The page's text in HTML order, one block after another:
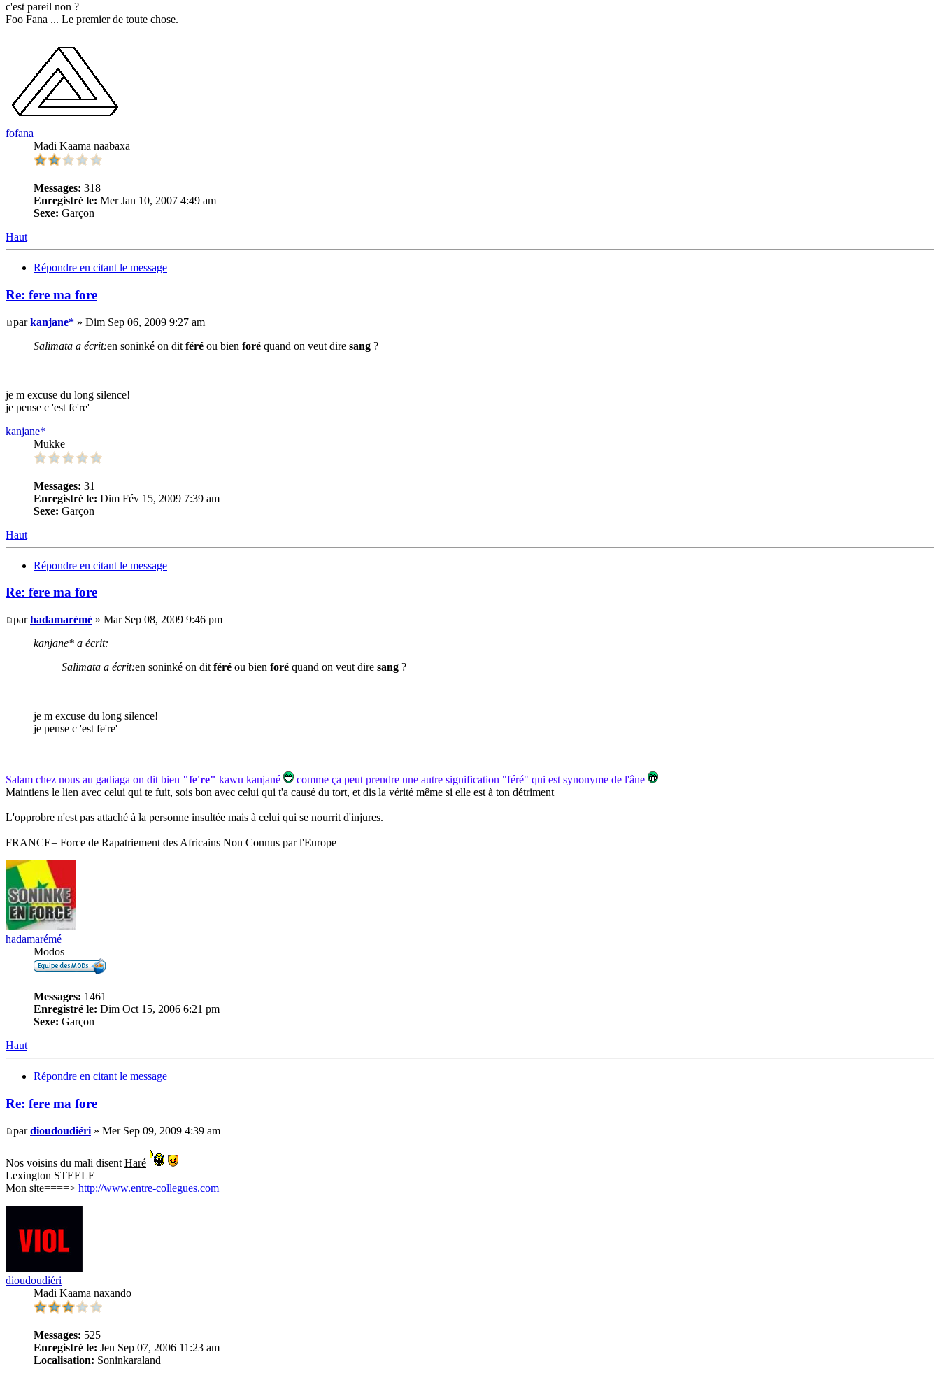
c'est pareil non ?
Foo Fana ... Le premier de toute chose.
fofana
Madi Kaama naabaxa
Messages: 318
Enregistré le: Mer Jan 10, 2007 4:49 am
Sexe: Garçon
Haut
Répondre en citant le message
Re: fere ma fore
parkanjane* » Dim Sep 06, 2009 9:27 am
Salimata a écrit:en soninké on dit féré ou bien foré quand on veut dire sang ?
je m excuse du long silence!
je pense c 'est fe're'
kanjane*
Mukke
Messages: 31
Enregistré le: Dim Fév 15, 2009 7:39 am
Sexe: Garçon
Haut
Répondre en citant le message
Re: fere ma fore
parhadamarémé » Mar Sep 08, 2009 9:46 pm
kanjane* a écrit:
Salimata a écrit:en soninké on dit féré ou bien foré quand on veut dire sang ?
je m excuse du long silence!
je pense c 'est fe're'
Salam chez nous au gadiaga on dit bien "fe're" kawu kanjané
comme ça peut prendre une autre signification "féré" qui est synonyme de l'âne
Maintiens le lien avec celui qui te fuit, sois bon avec celui qui t'a causé du tort, et dis la vérité même si elle est à ton détriment
L'opprobre n'est pas attaché à la personne insultée mais à celui qui se nourrit d'injures.
FRANCE= Force de Rapatriement des Africains Non Connus par l'Europe
hadamarémé
Modos
Messages: 1461
Enregistré le: Dim Oct 15, 2006 6:21 pm
Sexe: Garçon
Haut
Répondre en citant le message
Re: fere ma fore
pardioudoudiéri » Mer Sep 09, 2009 4:39 am
Nos voisins du mali disent Haré
Lexington STEELE
Mon site====> http://www.entre-collegues.com
dioudoudiéri
Madi Kaama naxando
Messages: 525
Enregistré le: Jeu Sep 07, 2006 11:23 am
Localisation: Soninkaraland